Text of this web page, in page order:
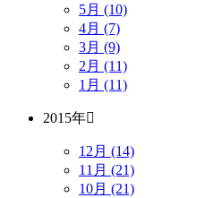
5月 (10)
4月 (7)
3月 (9)
2月 (11)
1月 (11)
2015年
12月 (14)
11月 (21)
10月 (21)